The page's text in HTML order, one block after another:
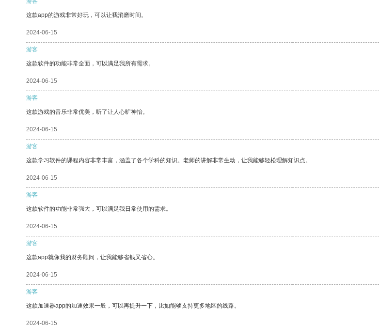
这款app的游戏非常好玩，可以让我消磨时间。
2024-06-15
游客
这款软件的功能非常全面，可以满足我所有需求。
2024-06-15
游客
这款游戏的音乐非常优美，听了让人心旷神怡。
2024-06-15
游客
这款学习软件的课程内容非常丰富，涵盖了各个学科的知识。老师的讲解非常生动，让我能够轻松理解知识点。
2024-06-15
游客
这款软件的功能非常强大，可以满足我日常使用的需求。
2024-06-15
游客
这款app就像我的财务顾问，让我能够省钱又省心。
2024-06-15
游客
这款加速器app的加速效果一般，可以再提升一下，比如能够支持更多地区的线路。
2024-06-15